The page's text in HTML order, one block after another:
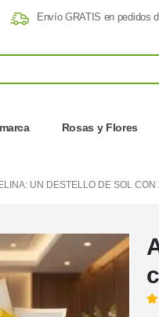
Envío GRATIS en pedidos
Rosas y Flores
UN DESTELLO DE SOL CON